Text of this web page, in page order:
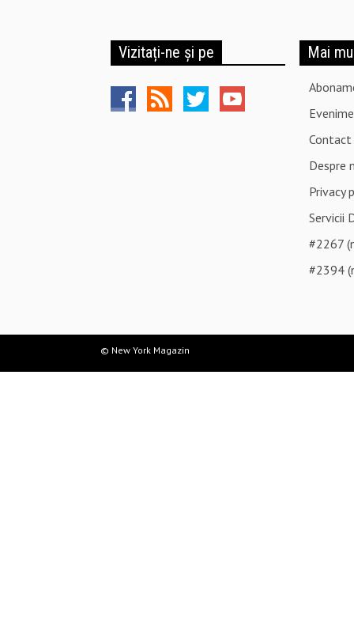
Vizitați-ne și pe Mai
Contact
Despre
Privacy
Servicii
#2267
#2394
© New York Magazin